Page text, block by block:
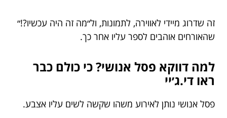
זה שדרוג מיידי לאווירה, לתמונות, ול״מה זה היה עכשיו?!״
שהאורחים אוהבים לספר עליו אחר כך.
למה דווקא פסל אנושי? כי כולם כבר
ראו די.ג׳יי
פסל אנושי נותן לאירוע משהו שקשה לשים עליו אצבע.